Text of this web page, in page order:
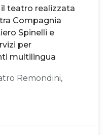
teatro realizzata
Compagnia
Spinelli e
per
multilingua
Remondini,